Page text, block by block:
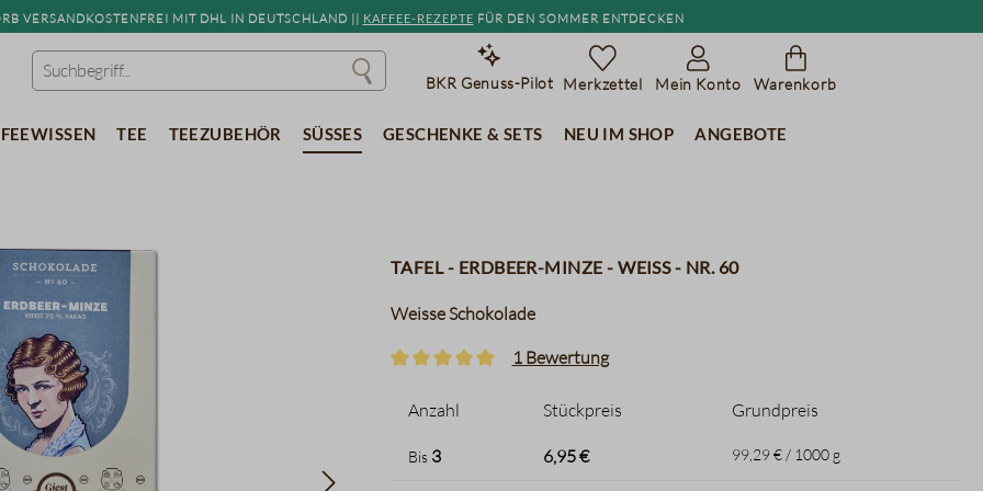
versandkostenfrei mit DHL in Deutschland || Kaffee-Rezepte für den Sommer entdecken
BKR Genuss-Pilot Merkzettel Mein Konto Warenkorb
Tee Teezubehör Süßes Geschenke & Sets Neu im Shop Angebote
Tafel - Erdbeer-Minze - weiss - Nr. 60
Weisse Schokolade
1 Bewertung
Anzahl Stückpreis Grundpreis
Bis 3 6,95 € 99,29 € / 1000 g